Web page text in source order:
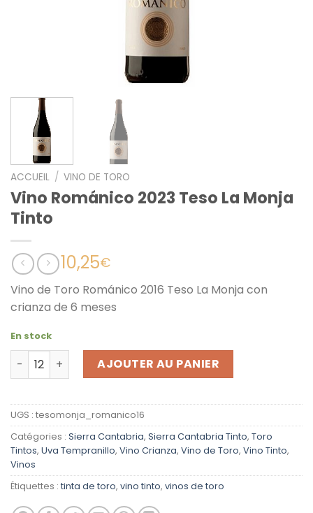
ACCUEIL / VINO DE TORO
Vino Románico 2023 Teso La Monja
Tinto
10,25€
Vino de Toro Románico 2016 Teso La Monja con
crianza de 6 meses
En stock
quantité de Vino Románico 2023 Teso La Monja Tinto
AJOUTER AU PANIER
UGS : tesomonja_romanico16
Catégories : Sierra Cantabria, Sierra Cantabria Tinto, Toro
Tintos, Uva Tempranillo, Vino Crianza, Vino de Toro, Vino Tinto,
Vinos
Étiquettes : tinta de toro, vino tinto, vinos de toro